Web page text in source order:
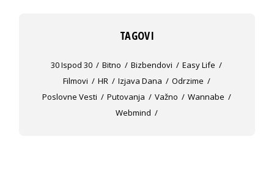
TAGOVI
30 Ispod 30 Bitno Bizbendovi
Easy Life
Filmovi
HR Izjava Dana
Odrzime
Poslovne Vesti
Putovanja Važno
Wannabe
Webmind